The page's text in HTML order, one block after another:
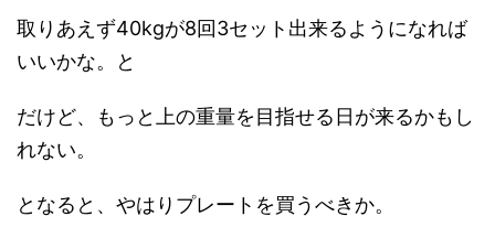
取りあえず40kgが8回3セット出来るようになれば
いいかな。と
だけど、もっと上の重量を目指せる日が来るかもし
れない。
となると、やはりプレートを買うべきか。